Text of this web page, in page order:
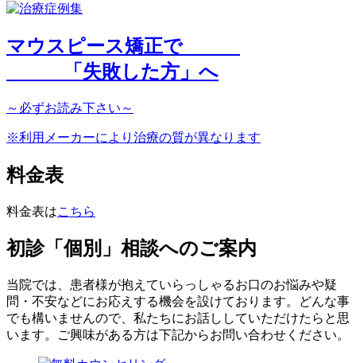
マウスピース矯正で
「 失敗した方 」へ
～ 必ずお読み下さい～
※利用メーカーにより治療の質が異なります
料金表
料金表はこちら
初診「個別」相談へのご案内
当院では、患者様が抱えていらっしゃるお口のお悩みや疑
問・不安などにお応えする機会を設けております。どんな事
でも構いませんので、私たちにお話ししていただけたらと思
います。ご興味がある方は下記からお問い合わせください。